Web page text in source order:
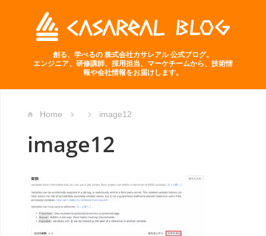
創る、学べるの 株式会社カサレアル 公式ブログ。
エンジニア、研修講師、採用担当、マーケチームから、技術情
報や会社情報をお届けします。
Home image12
image12